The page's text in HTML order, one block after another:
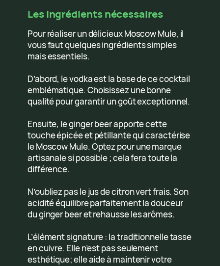
Les ingrédients nécessaires
Pour réaliser un délicieux Moscow Mule, il
vous faut quelques ingrédients simples
mais essentiels.
D’abord, le vodka est la base de ce cocktail
emblématique. Choisissez une bonne
qualité pour garantir un goût exceptionnel.
Ensuite, le ginger beer apporte cette
touche épicée et pétillante qui caractérise
le Moscow Mule. Optez pour une marque
artisanale si possible ; cela fera toute la
différence.
N’oubliez pas le jus de citron vert frais. Son
acidité équilibre parfaitement la douceur
du ginger beer et rehausse les arômes.
L’élément signature : la traditionnelle tasse
en cuivre. Elle n’est pas seulement
esthétique; elle aide à maintenir votre